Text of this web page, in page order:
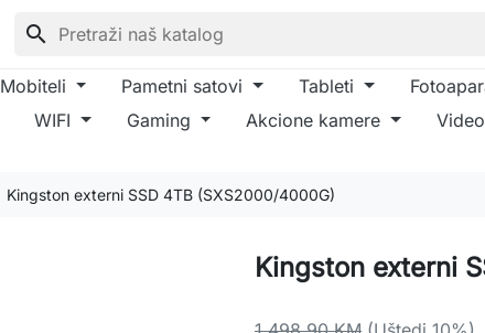
search
Mobiteli Pametni satovi Tableti
WIFI Gaming Akcione kamere
Kingston externi SSD 4TB (SXS2000/4000G)
Kingston externi